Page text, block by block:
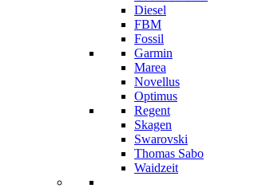
Diesel
FBM
Fossil
Garmin
Marea
Novellus
Optimus
Regent
Skagen
Swarovski
Thomas Sabo
Waidzeit